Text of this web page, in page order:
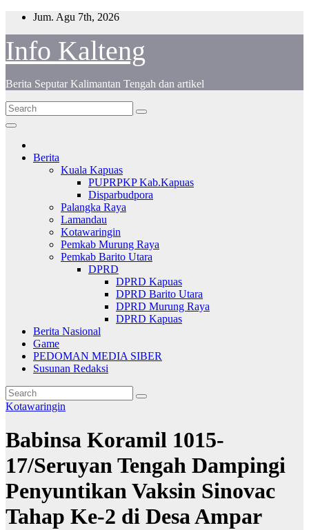
Skip
content
Jum. Agu 7th, 2026
Info Kalteng
Berita Seputar Kalimantan Tengah dan artikel
Berita
Kuala Kapuas
PUPRPKP Kab.Kapuas
Disparbudpora
Palangka Raya
Lamandau
Kotawaringin
Pemkab Murung Raya
Pemkab Barito Utara
DPRD
DPRD Kapuas
DPRD Barito Utara
DPRD Murung Raya
DPRD Kapuas
Berita Nasional
Game
PEDOMAN MEDIA SIBER
Susunan Redaksi
Kotawaringin
Babinsa Koramil 1015-
17/Seruyan Tengah Dampingi
Penyuntikan Vaksin Sinovac
Tahap Ke-2 di Desa Ampar